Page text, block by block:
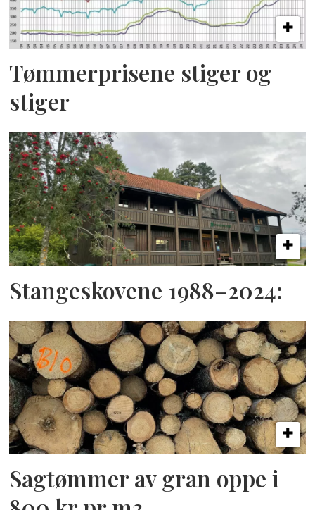
Tømmerprisene stiger og
stiger
Stangeskovene 1988–2024:
Sagtømmer av gran oppe i